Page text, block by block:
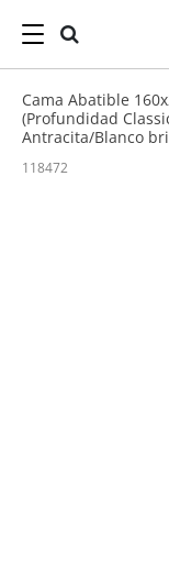
Hogar Sale
/ Cama
Cama Abatible
(Profundidad
Antracita/Blanco
118472